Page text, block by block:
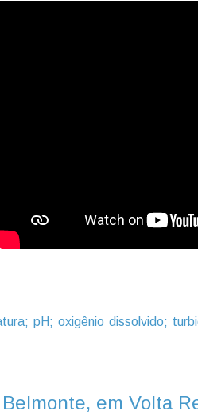
pH; oxigênio dissolvido;
em Volta